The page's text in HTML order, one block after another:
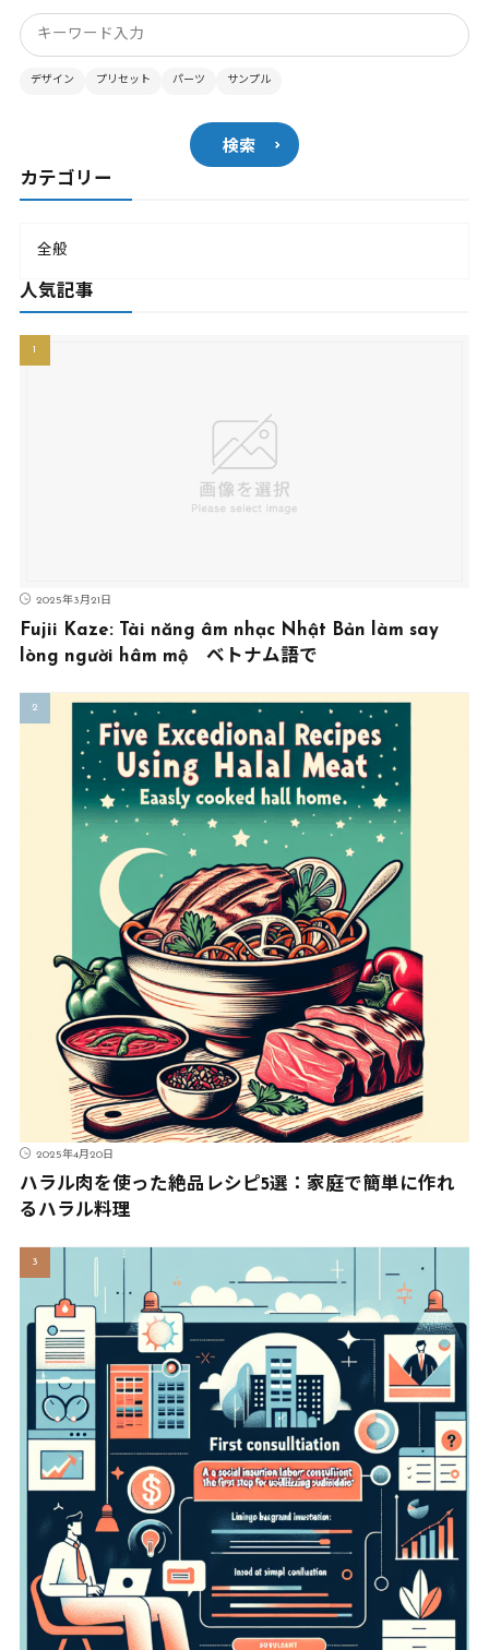
デザイン プリセット パーツ サンプル
検索
カテゴリー
全般
人気記事
2025年3月21日
Fujii Kaze: Tài năng âm nhạc Nhật Bản làm say
lòng người hâm mộ ベトナム語で
2025年4月20日
ハラル肉を使った絶品レシピ5選：家庭で簡単に作れ
るハラル料理